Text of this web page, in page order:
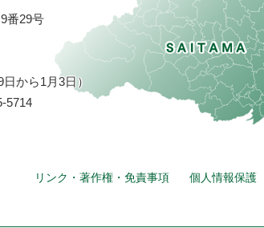
番29号
から1月3日）
5714
リンク・著作権・免責事項 個人情報保護